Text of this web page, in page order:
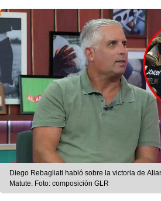
Diego Rebagliati habló sobre la victoria de
Matute. Foto: composición GLR